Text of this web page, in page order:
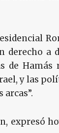
derecho a
de
y las
expresó